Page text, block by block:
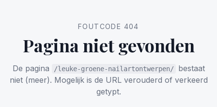
FOUTCODE 404
Pagina niet gevonden
De pagina /leuke-groene-nailartontwerpen/
bestaat
niet (meer). Mogelijk is de URL verouderd of verkeerd
getypt.